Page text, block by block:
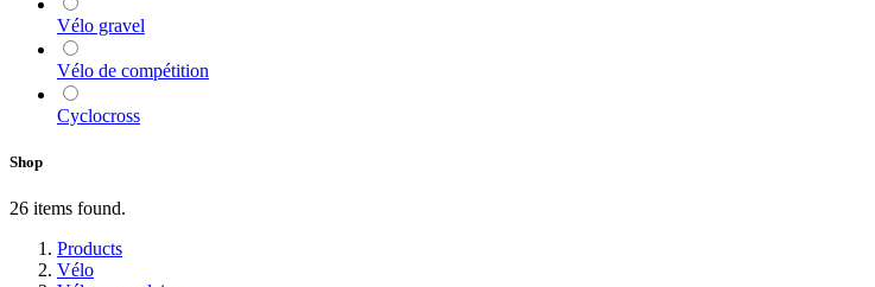
Vélo gravel
Vélo de compétition
Cyclocross
Shop
26 items found.
Products
Vélo